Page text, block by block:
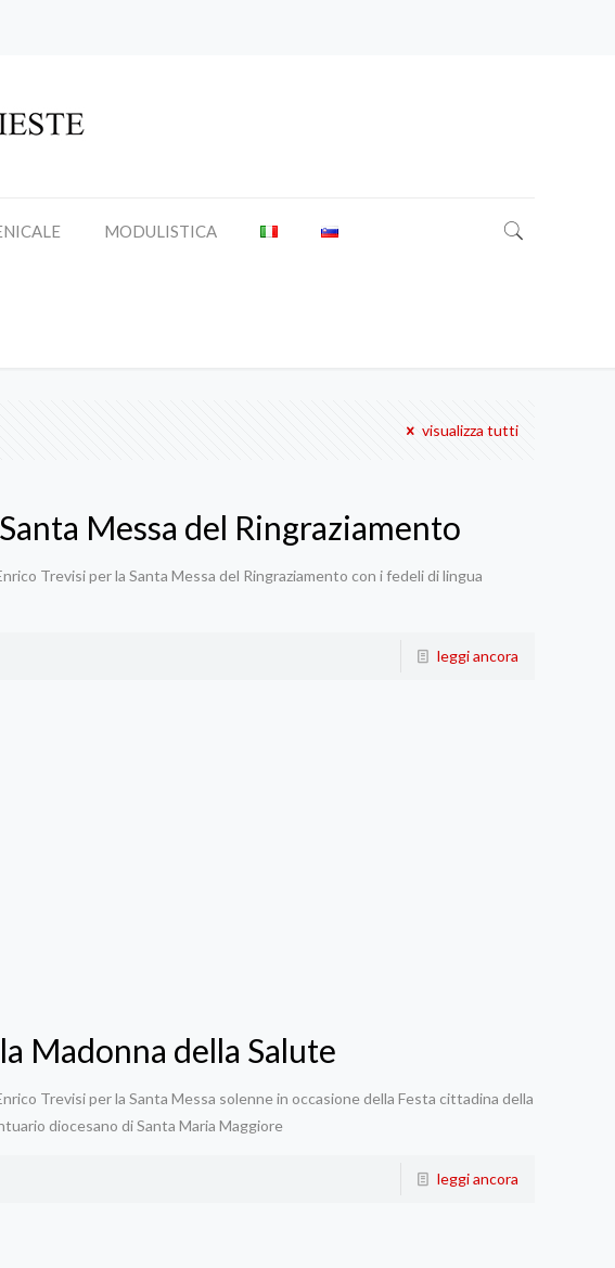
MODULISTICA
visualizza tutti
Messa del Ringraziamento
Trevisi per la Santa Messa del Ringraziamento con i fedeli di lingua
leggi ancora
Madonna della Salute
Trevisi per la Santa Messa solenne in occasione della Festa cittadina della
diocesano di Santa Maria Maggiore
leggi ancora